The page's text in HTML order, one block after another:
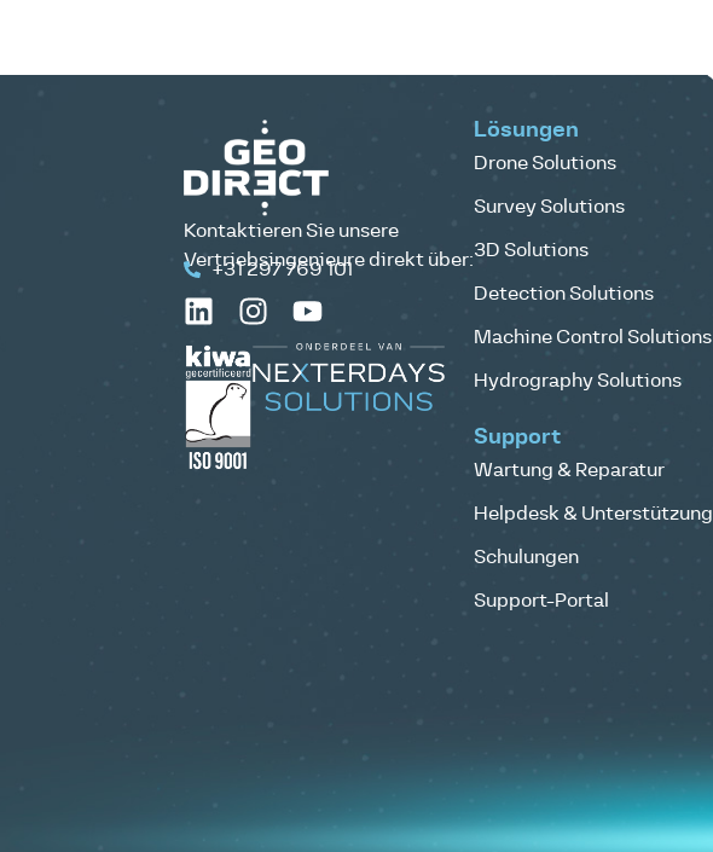
Kontaktieren Sie unsere
Vertriebsingenieure direkt über:
+31 297 769 101
Lösungen
Drone Solutions
Survey Solutions
3D Solutions
Detection Solutions
Machine Control Solutions
Hydrography Solutions
Support
Wartung & Reparatur
Helpdesk & Unterstützung
Schulungen
Support-Portal